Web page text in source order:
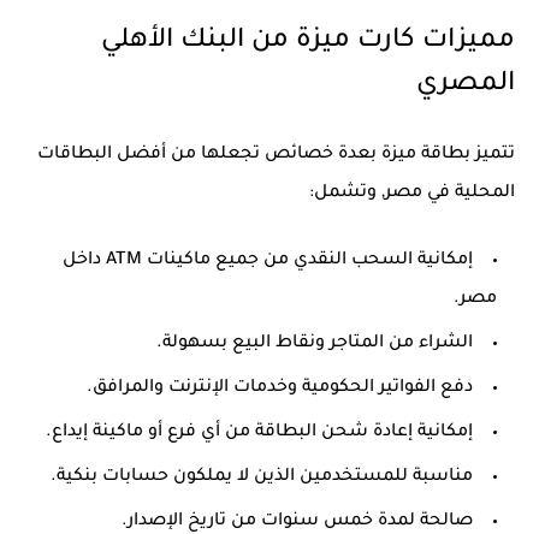
مميزات كارت ميزة من البنك الأهلي
المصري
تتميز بطاقة ميزة بعدة خصائص تجعلها من أفضل البطاقات
المحلية في مصر, وتشمل:
إمكانية السحب النقدي من جميع ماكينات ATM داخل
مصر.
الشراء من المتاجر ونقاط البيع بسهولة.
دفع الفواتير الحكومية وخدمات الإنترنت والمرافق.
إمكانية إعادة شحن البطاقة من أي فرع أو ماكينة إيداع.
مناسبة للمستخدمين الذين لا يملكون حسابات بنكية.
صالحة لمدة خمس سنوات من تاريخ الإصدار.